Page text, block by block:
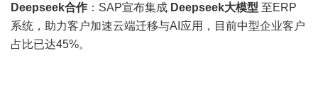
Deepseek合作 ：SAP宣布集成 Deepseek大模型 至ERP
系统，助力客户加速云端迁移与AI应用，目前中型企业客户
占比已达45%。